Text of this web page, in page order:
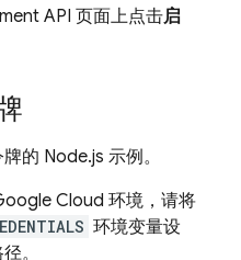
API 页面上点击启
的 Node.js 示例。
Cloud 环境，请将
环境变量设
。